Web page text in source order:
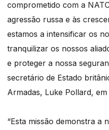
comprometido com a
agressão russa e às
estamos a intensificar os
tranquilizar os nossos
e proteger a nossa
secretário de Estado
Armadas, Luke Pollard,
“Esta missão demonstra a